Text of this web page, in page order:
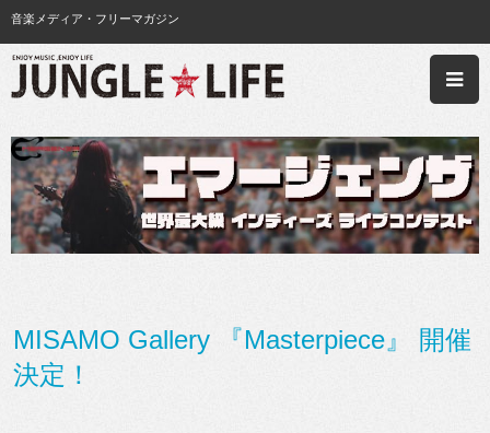
音楽メディア・フリーマガジン
MISAMO Gallery 『Masterpiece』 開催
決定！